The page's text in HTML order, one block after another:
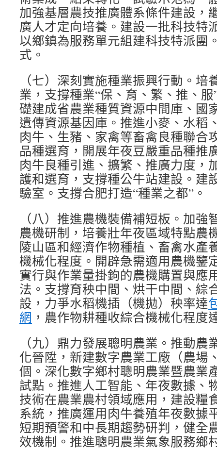
加強基層農技推廣體系條件建設，
廣人才定向培養。建設一批科技特
以鄉鎮為服務單元組建科技特派團
式。
（七）深刻實施種業振興行動。培
業，支撐種業“保、育、繁、推、
礎建成省農業種質資源中間庫、國
遺傳資源基因庫。推進小麥、水稻
肉牛、生豬、家禽等畜禽良種聯合
品種選育，開展年夜豆嚴重品種推
肉牛良種引進、擴繁、推廣力度，
護和選育，支撐種公牛站建設。建
驗室。支撐合肥打造“種業之都”。
（八）推進農機裝備補短板。加強
農機研制，培養壯年夜區域特點農
陵山區和經濟作物種植、畜禽水產
機械化程度。開辟急需適用農機鑒
實行與作業量掛鉤的農機購置與應
法。支撐育秧中間、烘干中間、綜
設，力爭水稻機插（機拋）秧率達
網 ，農作物耕種收綜合機械化程度
（九）鼎力發展聰明農業。推動農
化晉陞，新建數字農業工廠（農場
個。深化數字鄉村聰明農業暨農業
試點。推進人工智能、年夜數據、
技術在農業農村領域應用，建設糧
系統，推廣運用肉牛養殖年夜數據
短期預警和中長期趨勢研判，健全
效機制。推進聰明農業氣象服務鄉